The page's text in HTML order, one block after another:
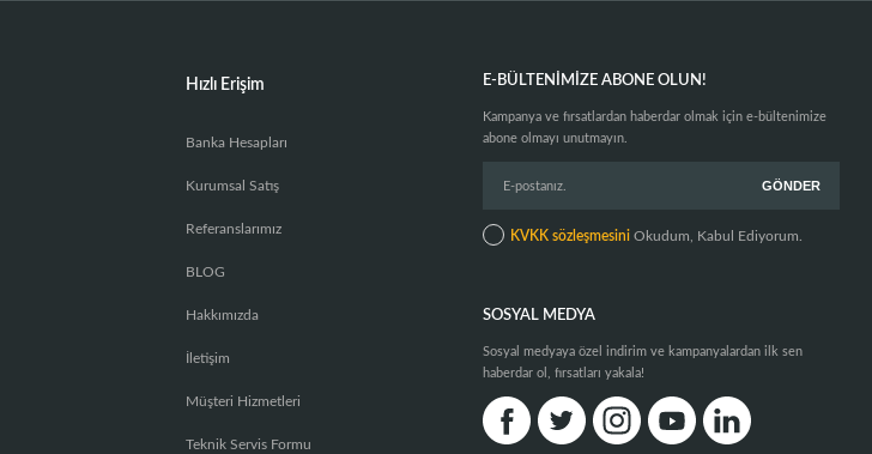
Hızlı Erişim
Banka Hesapları
Kurumsal Satış
Referanslarımız
BLOG
Hakkımızda
İletişim
Müşteri Hizmetleri
Teknik Servis Formu
E-BÜLTENIMIZE ABONE OLUN!
Kampanya ve fırsatlardan haberdar olmak için e-bültenimize
abone olmayı unutmayın.
KVKK sözleşmesini Okudum, Kabul Ediyorum.
SOSYAL MEDYA
Sosyal medyaya özel indirim ve kampanyalardan ilk sen
haberdar ol, fırsatları yakala!